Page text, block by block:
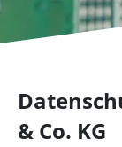
& Co. KG